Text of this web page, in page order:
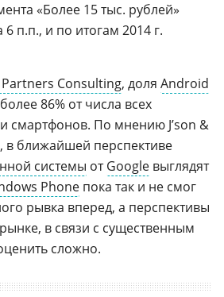
«Более 15 тыс. рублей»
6 п.п., и по итогам 2014 г.
Partners Consulting, доля Android
86% от числа всех
смартфонов. По мнению J’son &
в ближайшей перспективе
системы отGoogle выглядят
Phone пока так и не смог
рывка вперед, а перспективы
в связи с существенным
сложно.